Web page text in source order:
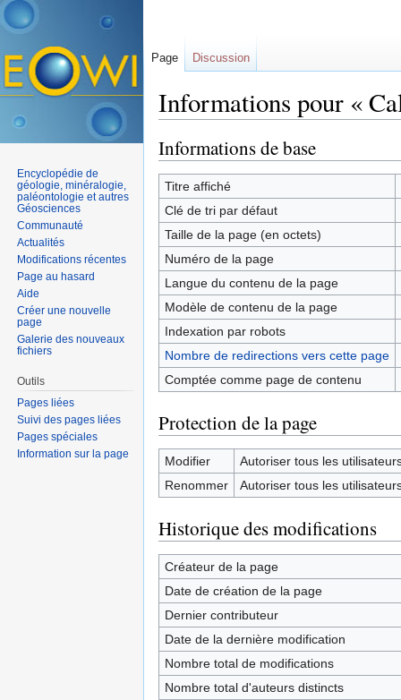
Informations pour «
Informations de base
Titre affiché
Clé de tri par défaut
Taille de la page (en octets)
Numéro de la page
Langue du contenu de la page
Modèle de contenu de la page
Indexation par robots
Nombre de redirections vers cette page
Comptée comme page de contenu
Protection de la page
Modifier
Autoriser tous les
Renommer
Autoriser tous les
Historique des modifications
Créateur de la page
Date de création de la page
Dernier contributeur
Date de la dernière modification
Nombre total de modifications
Nombre total d'auteurs distincts
Page Discussion
Encyclopédie de
géologie, minéralogie,
paléontologie et autres
Géosciences
Communauté
Actualités
Modifications récentes
Page au hasard
Aide
Créer une nouvelle
page
Galerie des nouveaux
fichiers
Outils
Pages liées
Suivi des pages liées
Pages spéciales
Information sur la page